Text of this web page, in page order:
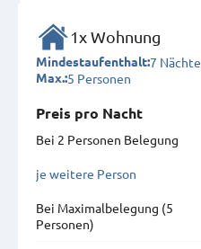
1x Wohnung
Mindestaufenthalt:7 Nächte
Max.:5 Personen
Preis pro Nacht
Bei 2 Personen Belegung
je weitere Person
Bei Maximal­belegung (5
Personen)